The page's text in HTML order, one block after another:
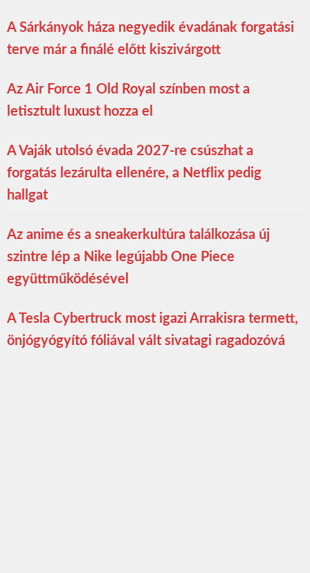
A Sárkányok háza negyedik évadának forgatási
terve már a finálé előtt kiszivárgott
Az Air Force 1 Old Royal színben most a
letisztult luxust hozza el
A Vaják utolsó évada 2027-re csúszhat a
forgatás lezárulta ellenére, a Netflix pedig
hallgat
Az anime és a sneakerkultúra találkozása új
szintre lép a Nike legújabb One Piece
együttműködésével
A Tesla Cybertruck most igazi Arrakisra termett,
önjógyógyító fóliával vált sivatagi ragadozóvá